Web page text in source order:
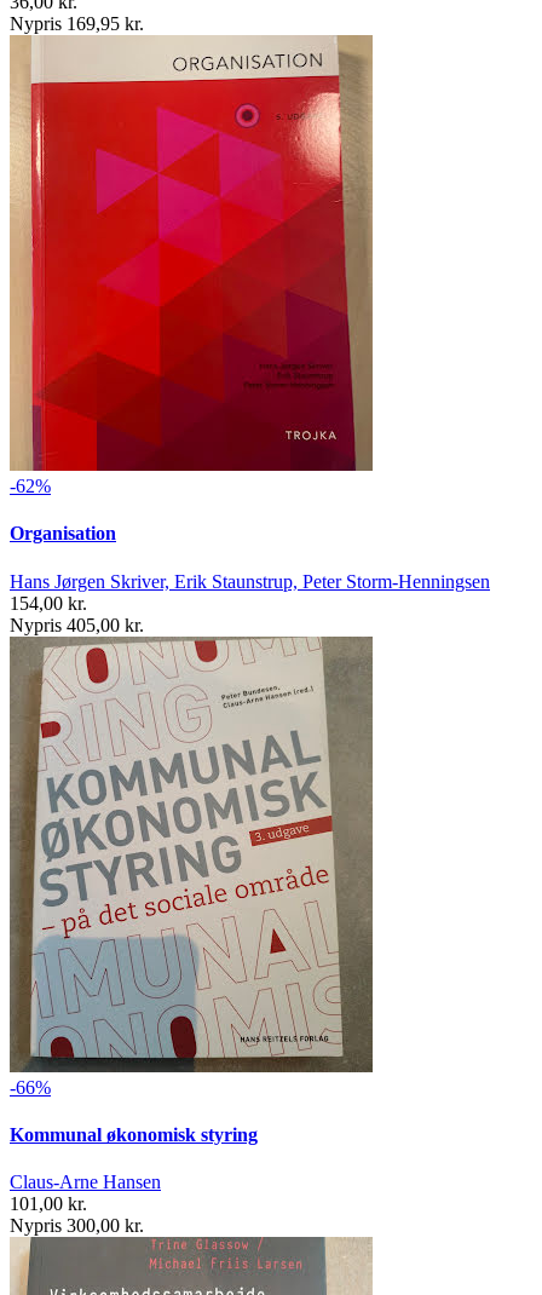
Nypris 169,95 kr.
-62%
Organisation
Hans Jørgen Skriver, Erik Staunstrup, Peter Storm-Henningsen
154,00 kr.
Nypris 405,00 kr.
-66%
Kommunal økonomisk styring
Claus-Arne Hansen
101,00 kr.
Nypris 300,00 kr.